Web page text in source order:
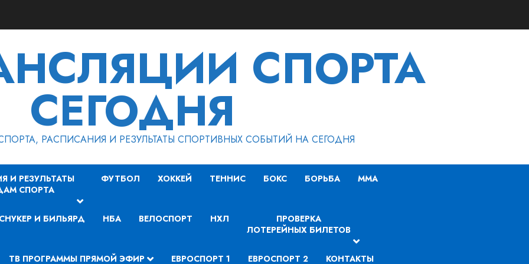
СПОРТА
СЕГОДНЯ
РАСПИСАНИЯ И РЕЗУЛЬТАТЫ СПОРТИВНЫХ СОБЫТИЙ НА СЕГОДНЯ
И РЕЗУЛЬТАТЫ
СПОРТА
ФУТБОЛ ХОККЕЙ ТЕННИС БОКС БОРЬБА MMA
СНУКЕР И БИЛЬЯРД НБА ВЕЛОСПОРТ НХЛ
ПРОВЕРКА
ЛОТЕРЕЙНЫХ БИЛЕТОВ
ТВ ПРОГРАММЫ ПРЯМОЙ ЭФИР ЕВРОСПОРТ 1 ЕВРОСПОРТ 2 КОНТАКТЫ